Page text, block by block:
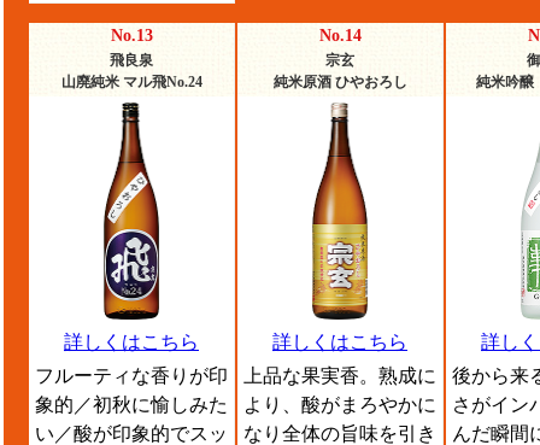
No.13
飛良泉
山廃純米 マル飛No.24
詳しくはこちら
フルーティな香りが印
象的／初秋に愉しみた
い／酸が印象的でスッ
No.14
宗玄
純米原酒 ひやおろし
詳しくはこちら
上品な果実香。熟成に
より、酸がまろやかに
なり全体の旨味を引き
純米吟
詳し
後から来
さがイン
んだ瞬間